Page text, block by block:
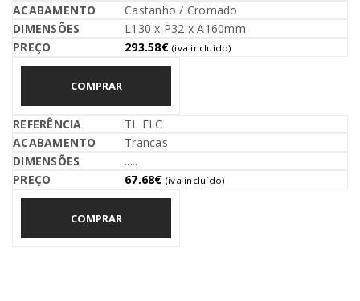
Castanho / Cromado
L130 x P32 x A160mm
293.58€ (iva incluído)
COMPRAR
TL FLC
Trancas
.....
67.68€ (iva incluído)
COMPRAR